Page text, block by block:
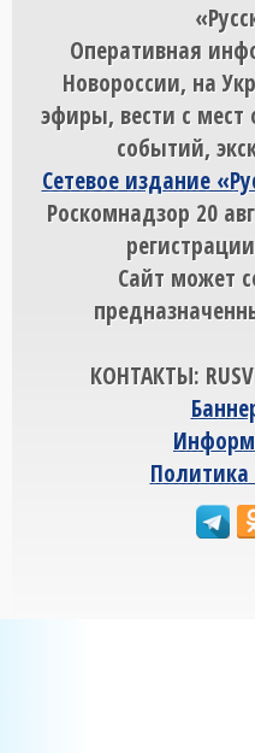
Оперативная
Новороссии, на
эфиры, вести с мест
событий,
Сетевое издание
Роскомнадзор 20
Сайт может
КОНТАКТЫ: